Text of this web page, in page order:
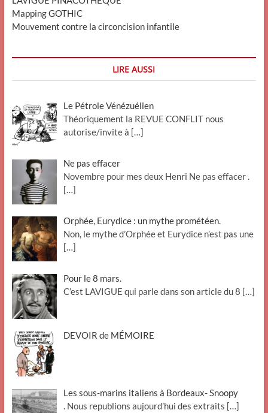
Mapping GOTHIC
Mouvement contre la circoncision infantile
LIRE AUSSI
Le Pétrole Vénézuélien
Théoriquement la REVUE CONFLIT nous
autorise/invite à […]
Ne pas effacer
Novembre pour mes deux Henri Ne pas effacer .
[…]
Orphée, Eurydice : un mythe prométéen.
Non, le mythe d’Orphée et Eurydice n’est pas une
[…]
Pour le 8 mars.
C’est LAVIGUE qui parle dans son article du 8 […]
DEVOIR de MÉMOIRE
Les sous-marins italiens à Bordeaux- Snoopy
. Nous republions aujourd’hui des extraits […]